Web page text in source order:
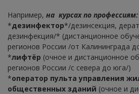
Например, на курсах по профессиям:
*дезинфектор*/дезинсекция,
дезинфекция/* (дистанционное
регионов России /от Калининграда
*лифтёр (очное и дистанционное
регионов России /с севера до юга/)
*оператор пульта управления
общественных зданий (очное и